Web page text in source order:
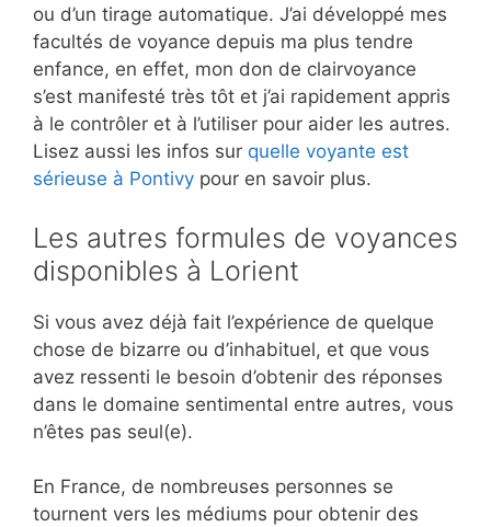
ou d’un tirage automatique. J’ai développé mes
facultés de voyance depuis ma plus tendre
enfance, en effet, mon don de clairvoyance
s’est manifesté très tôt et j’ai rapidement appris
à le contrôler et à l’utiliser pour aider les autres.
Lisez aussi les infos sur quelle voyante est
sérieuse à Pontivy pour en savoir plus.
Les autres formules de voyances
disponibles à Lorient
Si vous avez déjà fait l’expérience de quelque
chose de bizarre ou d’inhabituel, et que vous
avez ressenti le besoin d’obtenir des réponses
dans le domaine sentimental entre autres, vous
n’êtes pas seul(e).
En France, de nombreuses personnes se
tournent vers les médiums pour obtenir des